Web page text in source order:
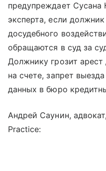
предупреждает Сусана
эксперта, если
досудебного
обращаются в суд за
Должнику грозит
на счете, запрет
данных в бюро
Андрей Саунин,
Practice: